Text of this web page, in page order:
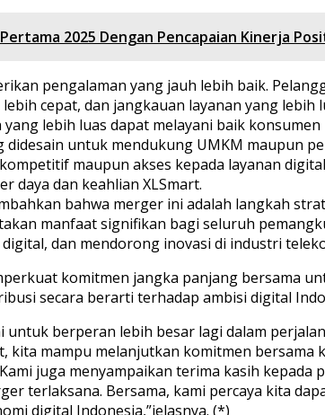
2025 Dengan Pencapaian Kinerja
pengalaman yang jauh lebih baik.
cepat, dan jangkauan layanan yang lebih
lebih luas dapat melayani baik konsumen
untuk mendukung UMKM maupun
maupun akses kepada layanan
daya dan keahlian XLSmart.
bahwa merger ini adalah langkah
manfaat signifikan bagi seluruh
dan mendorong inovasi di industri
komitmen jangka panjang bersama
secara berarti terhadap ambisi digital
berperan lebih besar lagi dalam
kita mampu melanjutkan komitmen bersama
juga menyampaikan terima kasih kepada
terlaksana. Bersama, kami percaya kita
digital Indonesia,”jelasnya. (*)